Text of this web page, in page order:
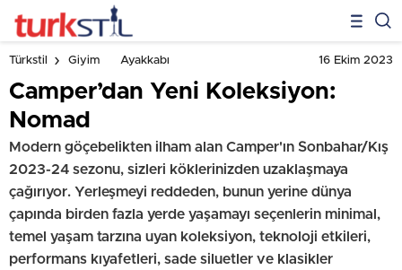
Türkstil Giyim Ayakkabı 16 Ekim 2023
Camper’dan Yeni Koleksiyon:
Nomad
Modern göçebelikten ilham alan Camper'ın Sonbahar/Kış
2023-24 sezonu, sizleri köklerinizden uzaklaşmaya
çağırıyor. Yerleşmeyi reddeden, bunun yerine dünya
çapında birden fazla yerde yaşamayı seçenlerin minimal,
temel yaşam tarzına uyan koleksiyon, teknoloji etkileri,
performans kıyafetleri, sade siluetler ve klasikler